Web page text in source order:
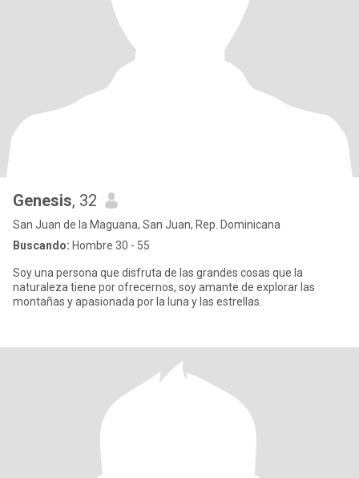
Genesis, 32
San Juan de la Maguana, San Juan, Rep. Dominicana
Buscando: Hombre 30 - 55
Soy una persona que disfruta de las grandes cosas que la
naturaleza tiene por ofrecernos, soy amante de explorar las
montañas y apasionada por la luna y las estrellas.